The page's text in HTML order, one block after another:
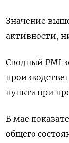
Значение
активности,
Сводный PMI
пункта при
В мае
общего